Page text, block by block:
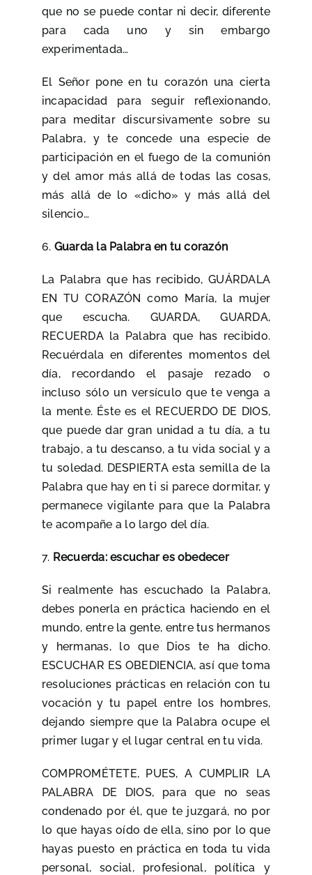
que no se puede contar ni decir, diferente
para cada uno y sin embargo
experimentada…
El Señor pone en tu corazón una cierta
incapacidad para seguir reflexionando,
para meditar discursivamente sobre su
Palabra, y te concede una especie de
participación en el fuego de la comunión
y del amor más allá de todas las cosas,
más allá de lo «dicho» y más allá del
silencio…
6. Guarda la Palabra en tu corazón
La Palabra que has recibido, GUÁRDALA
EN TU CORAZÓN como María, la mujer
que escucha. GUARDA, GUARDA,
RECUERDA la Palabra que has recibido.
Recuérdala en diferentes momentos del
día, recordando el pasaje rezado o
incluso sólo un versículo que te venga a
la mente. Éste es el RECUERDO DE DIOS,
que puede dar gran unidad a tu día, a tu
trabajo, a tu descanso, a tu vida social y a
tu soledad. DESPIERTA esta semilla de la
Palabra que hay en ti si parece dormitar, y
permanece vigilante para que la Palabra
te acompañe a lo largo del día.
7. Recuerda: escuchar es obedecer
Si realmente has escuchado la Palabra,
debes ponerla en práctica haciendo en el
mundo, entre la gente, entre tus hermanos
y hermanas, lo que Dios te ha dicho.
ESCUCHAR ES OBEDIENCIA, así que toma
resoluciones prácticas en relación con tu
vocación y tu papel entre los hombres,
dejando siempre que la Palabra ocupe el
primer lugar y el lugar central en tu vida.
COMPROMÉTETE, PUES, A CUMPLIR LA
PALABRA DE DIOS, para que no seas
condenado por él, que te juzgará, no por
lo que hayas oído de ella, sino por lo que
hayas puesto en práctica en toda tu vida
personal, social, profesional, política y